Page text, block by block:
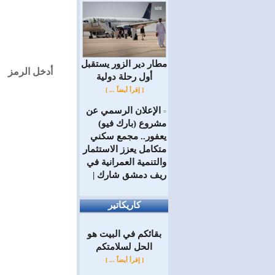
أدخل الرمز
مطار دير الزور يستقبل
أول رحلة دولية
[ إقرأ أيضاً ... ]
=
الإعلان الرسمي عن
مشروع (بارك فيو)
يعفور.. مجمع سكني
متكامل يعزز الاستثمار
والتنمية العمرانية في
ريف دمشق شارك |
كاريكاتير
بقائكم في البيت هو
الحل لسلامتكم
[ إقرأ أيضاً ... ]